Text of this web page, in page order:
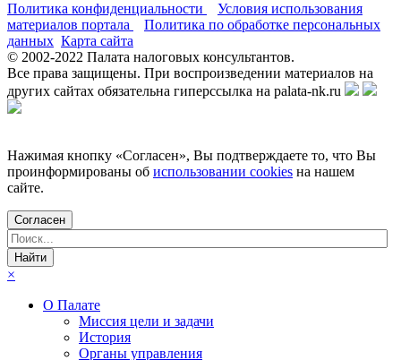
Политика конфиденциальности
Условия использования
материалов портала
Политика по обработке персональных
данных Карта сайта
© 2002-2022 Палата налоговых консультантов.
Все права защищены. При воспроизведении материалов на
других сайтах обязательна гиперссылка на palata-nk.ru
Нажимая кнопку «Согласен», Вы подтверждаете то, что Вы
проинформированы об использовании cookies на нашем
сайте.
Согласен
×
О Палате
Миссия цели и задачи
История
Органы управления